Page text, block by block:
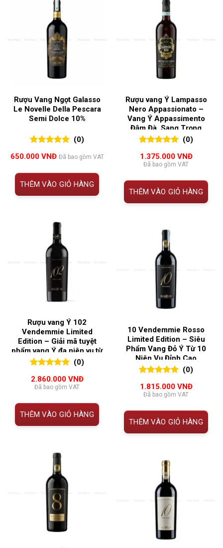
Rượu Vang Ngọt Galasso
Le Novelle Della Pescara
Semi Dolce 10%
đánh giá
(0)
650.000 VNĐ Đã bao gồm VAT
THÊM VÀO GIỎ HÀNG
Rượu vang Ý Lampasso
Nero Appassionato –
Vang Ý Appassimento
Đậm Đà, Sang Trọng
đánh giá
(0)
1.375.000 VNĐ
Đã bao gồm VAT
THÊM VÀO GIỎ HÀNG
Rượu vang Ý 102
Vendemmie Limited
Edition – Giải mã tuyệt
phẩm vang Ý đa niên vụ từ
Abruzzo
đánh giá
(0)
2.860.000 VNĐ
Đã bao gồm VAT
THÊM VÀO GIỎ HÀNG
10 Vendemmie Rosso
Limited Edition – Siêu
Phẩm Vang Đỏ Ý Từ 10
Niên Vụ Đỉnh Cao
đánh giá
(0)
1.815.000 VNĐ
Đã bao gồm VAT
THÊM VÀO GIỎ HÀNG